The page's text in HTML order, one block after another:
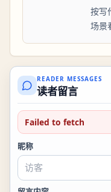
按写
场景
READER MESSAGES
读者留言
Failed to fetch
昵称